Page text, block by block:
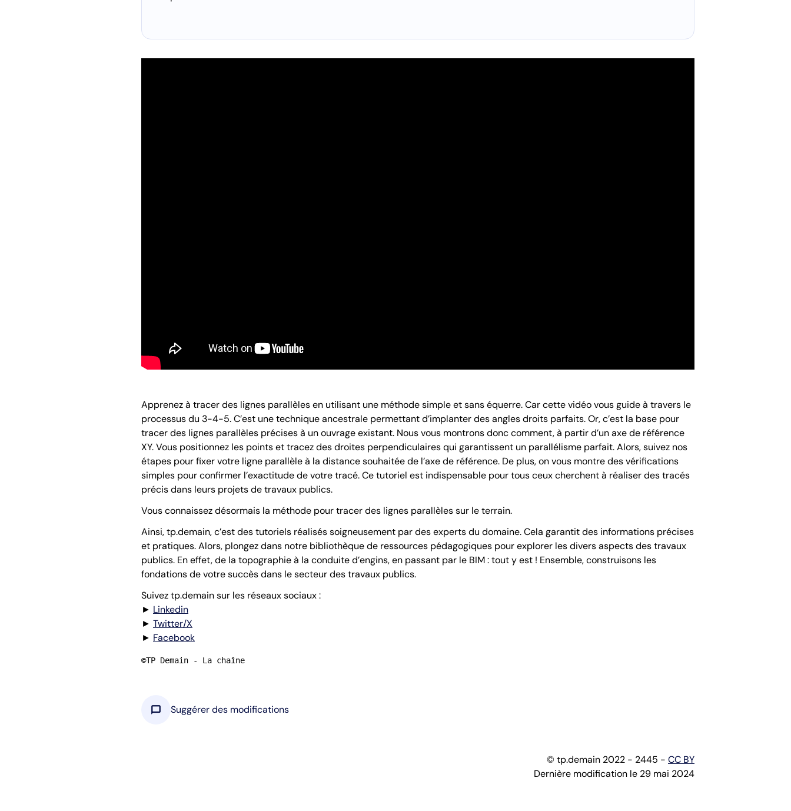
Apprenez à tracer des lignes parallèles en utilisant une méthode simple et sans équerre. Car cette vidéo vous guide à travers le
processus du 3-4-5. C’est une technique ancestrale permettant d’implanter des angles droits parfaits. Or, c’est la base pour
tracer des lignes parallèles précises à un ouvrage existant. Nous vous montrons donc comment, à partir d’un axe de référence
XY. Vous positionnez les points et tracez des droites perpendiculaires qui garantissent un parallélisme parfait. Alors, suivez nos
étapes pour fixer votre ligne parallèle à la distance souhaitée de l’axe de référence. De plus, on vous montre des vérifications
simples pour confirmer l’exactitude de votre tracé. Ce tutoriel est indispensable pour tous ceux cherchent à réaliser des tracés
précis dans leurs projets de travaux publics.
Vous connaissez désormais la méthode pour tracer des lignes parallèles sur le terrain.
Ainsi, tp.demain, c’est des tutoriels réalisés soigneusement par des experts du domaine. Cela garantit des informations précises
et pratiques. Alors, plongez dans notre bibliothèque de ressources pédagogiques pour explorer les divers aspects des travaux
publics. En effet, de la topographie à la conduite d’engins, en passant par le BIM : tout y est ! Ensemble, construisons les
fondations de votre succès dans le secteur des travaux publics.
Suivez tp.demain sur les réseaux sociaux :
► Linkedin
► Twitter/X
► Facebook
©TP Demain - La chaîne
chat_bubble Suggérer des modifications
© tp.demain 2022 - 2445 - CC BY
Dernière modification le 29 mai 2024